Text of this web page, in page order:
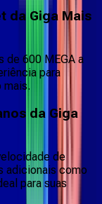
da Giga Mais
de 600 MEGA a
para
mais.
da Giga
de
adicionais como
para suas